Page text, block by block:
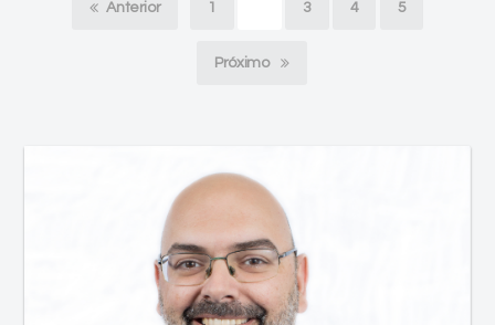
Anterior 1 3 4 5
Próximo